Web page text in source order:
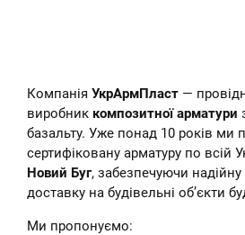
купити композитні кілочки для
рослин – овочів, кві...
Компанія УкрАрмПласт —
виробник композитної арматури
базальту. Уже понад 10 років ми
сертифіковану арматуру по всій
Новий Буг, забезпечуючи
доставку на будівельні об’єкти
Ми пропонуємо: